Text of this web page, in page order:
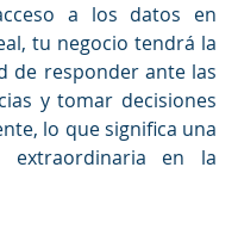
a los datos en
tu negocio tendrá la
de responder ante las
y tomar decisiones
lo que significa una
extraordinaria en la